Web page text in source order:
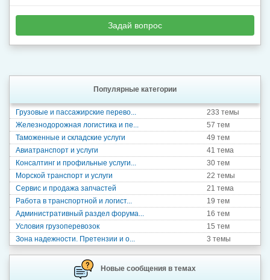
Задай вопрос
Популярные категории
Грузовые и пассажирские перево...
233 темы
Железнодорожная логистика и пе...
57 тем
Таможенные и складские услуги
49 тем
Авиатранспорт и услуги
41 тема
Консалтинг и профильные услуги...
30 тем
Морской транспорт и услуги
22 темы
Сервис и продажа запчастей
21 тема
Работа в транспортной и логист...
19 тем
Административный раздел форума...
16 тем
Условия грузоперевозок
15 тем
Зона надежности. Претензии и о...
3 темы
Новые сообщения в темах